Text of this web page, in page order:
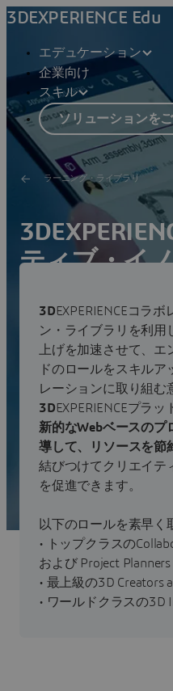
3DEXPERIENCE Edu
エデュケーション
企業向け
スキル
ソリューションを
ラーニング・ライブラリ
ティブ・イ
セールス担当者
3DEXPERIENCEコラ
ン・ライブラリを利用
上げを加速させて、
ドのロールをスキル
レーションに取り組む
3DEXPERIENCEプラ
新的なWebベースのプ
導して、リソースを節
結びつけてクリエイテ
を促進できます。
以下のロールを素早く
• トップクラスの
および Project Planners
• 最上級の3D Creators
• ワールドクラスの3D